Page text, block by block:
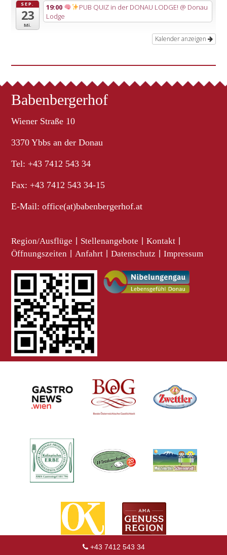
+43 7412 543 34
SEP.
23
Mi.
19:00 PUB QUIZ in der DONAU LODGE! @ Donau
Lodge
Kalender anzeigen
Babenbergerhof
Wiener Straße 10
3370 Ybbs an der Donau
Tel: +43 7412 543 34
Fax: +43 7412 543 34-15
E-Mail:office(at)babenbergerhof.at
Region/Ausflüge Stellenangebote Kontakt
Öffnungszeiten Anfahrt Datenschutz Impressum